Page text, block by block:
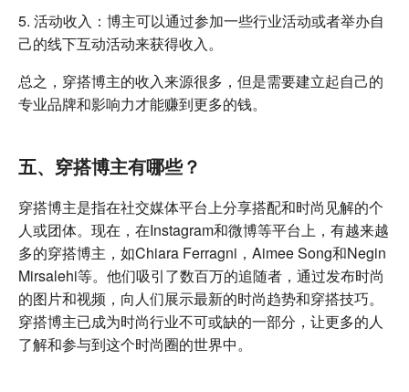
5. 活动收入：博主可以通过参加一些行业活动或者举办自
己的线下互动活动来获得收入。
总之，穿搭博主的收入来源很多，但是需要建立起自己的
专业品牌和影响力才能赚到更多的钱。
五、穿搭博主有哪些？
穿搭博主是指在社交媒体平台上分享搭配和时尚见解的个
人或团体。现在，在Instagram和微博等平台上，有越来越
多的穿搭博主，如Chiara Ferragni，Aimee Song和Negin
Mirsalehi等。他们吸引了数百万的追随者，通过发布时尚
的图片和视频，向人们展示最新的时尚趋势和穿搭技巧。
穿搭博主已成为时尚行业不可或缺的一部分，让更多的人
了解和参与到这个时尚圈的世界中。